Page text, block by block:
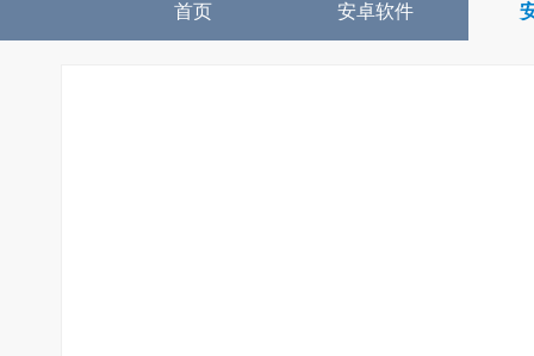
首页 安卓软件